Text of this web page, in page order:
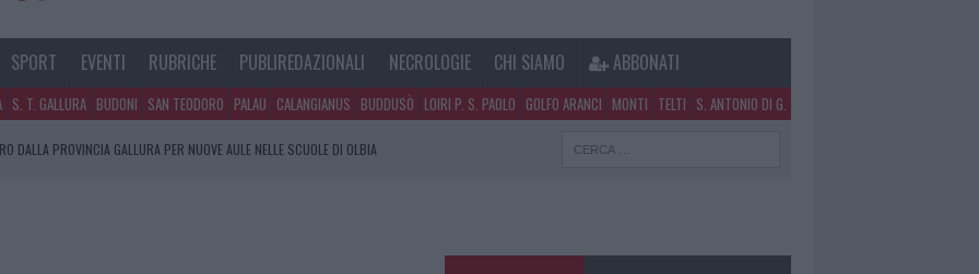
SPORT EVENTI RUBRICHE PUBLIREDAZIONALI NECROLOGIE CHI SIAMO ABBONATI
S. T. GALLURA BUDONI SAN TEODORO PALAU CALANGIANUS BUDDUSÒ LOIRI P. S. PAOLO GOLFO ARANCI MONTI TELTI S. ANTONIO DI G.
DALLA PROVINCIA GALLURA PER NUOVE AULE NELLE SCUOLE DI OLBIA